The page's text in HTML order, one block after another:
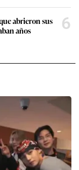
abrieron sus
años
6